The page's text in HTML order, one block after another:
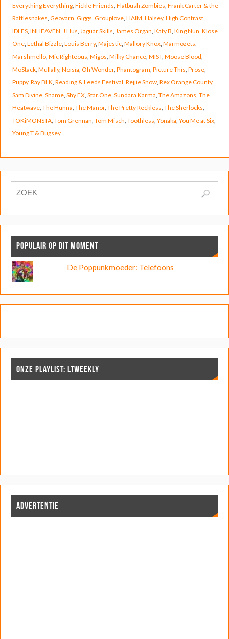
Everything Everything, Fickle Friends Flatbush Zombies Frank Carter & the
Rattlesnakes Geovarn Giggs Grouplove, HAIM Halsey, High Contrast,
IDLES, INHEAVEN J Hus Jaguar Skills James Organ Katy B King Nun Klose
One, Lethal Bizzle, Louis Berry, Majestic, Mallory Knox, Marmozets
Marshmello, Mic Righteous Migos Milky Chance, MIST, Moose Blood
MoStack, Mullally, Noisia Oh Wonder, Phantogram Picture This Prose,
Puppy, Ray BLK Reading & Leeds Festival Rejjie Snow, Rex Orange County,
Sam Divine, Shame, Shy FX, Star.One, Sundara Karma The Amazons The
Heatwave, The Hunna The Manor, The Pretty Reckless The Sherlocks
TOKiMONSTA, Tom Grennan Tom Misch Toothless Yonaka You Me at Six,
Young T & Bugsey.
POPULAIR OP DIT MOMENT
De Poppunkmoeder: Telefoons
ONZE PLAYLIST: LTWEEKLY
ADVERTENTIE